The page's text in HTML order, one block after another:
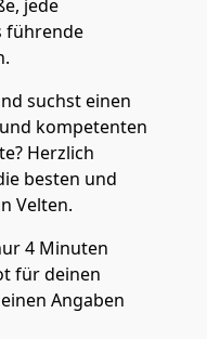
jede
führende
suchst einen
und kompetenten
Herzlich
besten und
Velten.
4 Minuten
für deinen
Angaben